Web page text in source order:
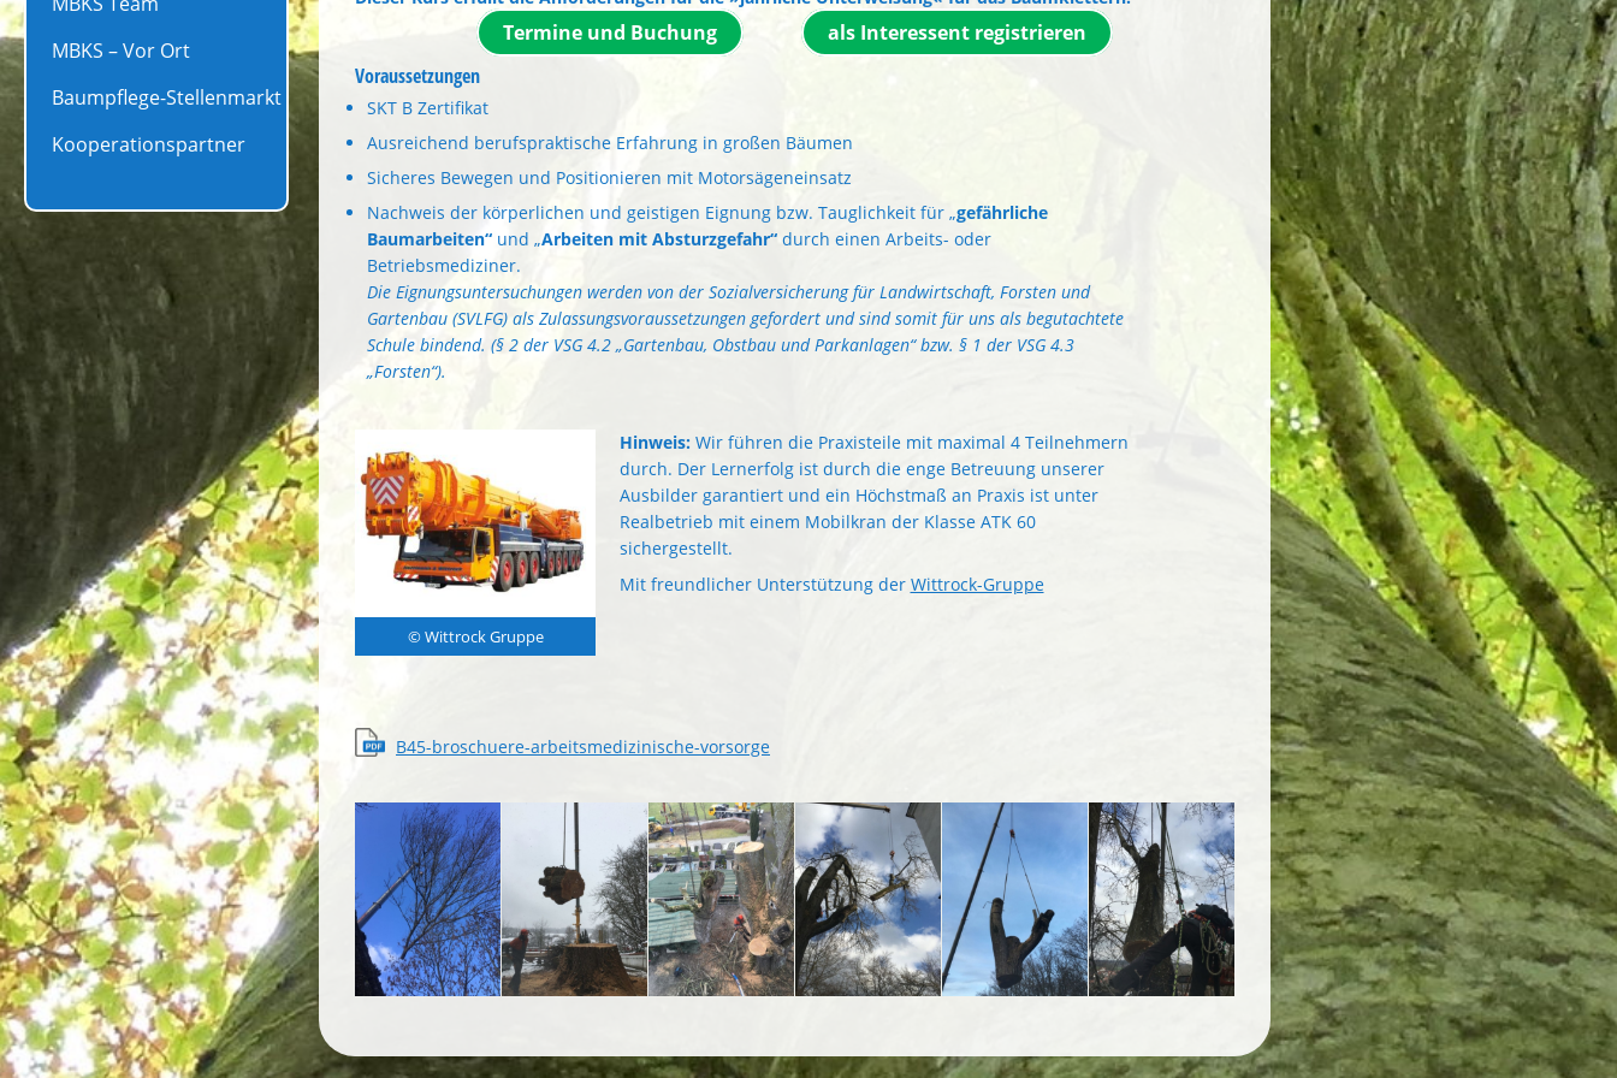
MBKS – Vor Ort
Baumpflege-Stellenmarkt
Kooperationspartner
Termine und Buchung
als Interessent registrieren
Voraussetzungen
SKT B Zertifikat
Ausreichend berufspraktische Erfahrung in großen Bäumen
Sicheres Bewegen und Positionieren mit Motorsägeneinsatz
Nachweis der körperlichen und geistigen Eignung bzw. Tauglichkeit für „gefährliche
Baumarbeiten“ und „Arbeiten mit Absturzgefahr“ durch einen Arbeits- oder
Betriebsmediziner.
Die Eignungsuntersuchungen werden von der Sozialversicherung für Landwirtschaft, Forsten und
Gartenbau (SVLFG) als Zulassungsvoraussetzungen gefordert und sind somit für uns als begutachtete
Schule bindend. (§ 2 der VSG 4.2 „Gartenbau, Obstbau und Parkanlagen“ bzw. § 1 der VSG 4.3
„Forsten“).
© Wittrock Gruppe
Hinweis:Wir führen die Praxisteile mit maximal 4 Teilnehmern
durch. Der Lernerfolg ist durch die enge Betreuung unserer
Ausbilder garantiert und ein Höchstmaß an Praxis ist unter
Realbetrieb mit einem Mobilkran der Klasse ATK 60
sichergestellt.
Mit freundlicher Unterstützung der Wittrock-Gruppe
B45-broschuere-arbeitsmedizinische-vorsorge